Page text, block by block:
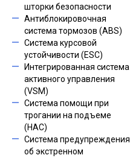
шторки безопасности
Антиблокировочная
система тормозов (ABS)
Система курсовой
устойчивости (ESC)
Интегрированная система
активного управления
(VSM)
Система помощи при
трогании на подъеме
(HAC)
Система предупреждения
об экстренном